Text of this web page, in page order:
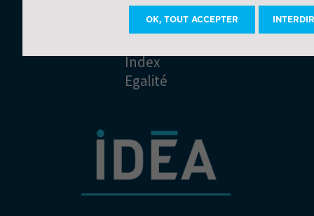
Mentions
légales
Index
Egalité
OK, TOUT ACCEPTER